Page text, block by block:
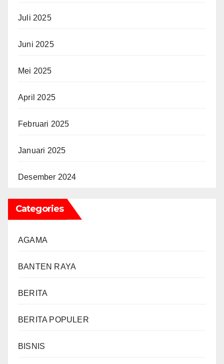
Juli 2025
Juni 2025
Mei 2025
April 2025
Februari 2025
Januari 2025
Desember 2024
Categories
AGAMA
BANTEN RAYA
BERITA
BERITA POPULER
BISNIS